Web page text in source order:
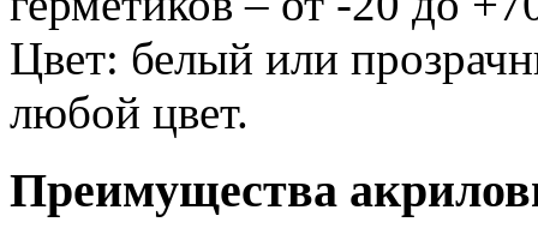
Цвет: белый или
любой цвет.
Преимущества